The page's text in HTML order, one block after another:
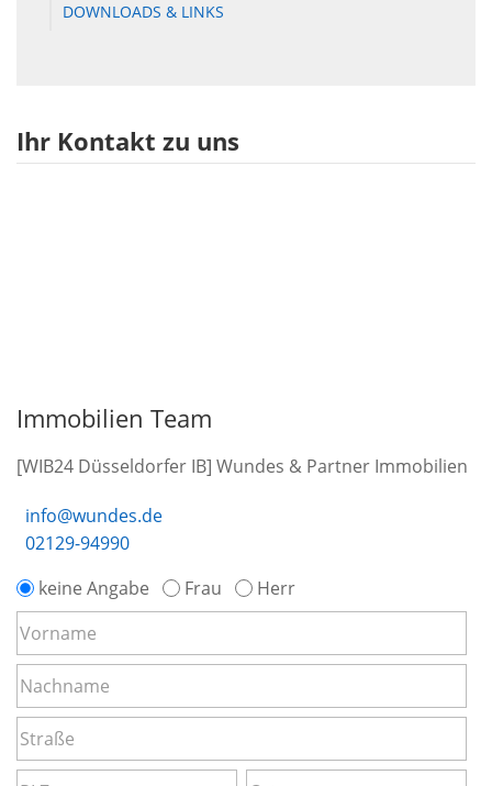
DOWNLOADS & LINKS
Ihr Kontakt zu uns
Immobilien Team
[WIB24 Düsseldorfer IB] Wundes & Partner Immobilien
info@wundes.de
02129-94990
keine Angabe
Frau Herr